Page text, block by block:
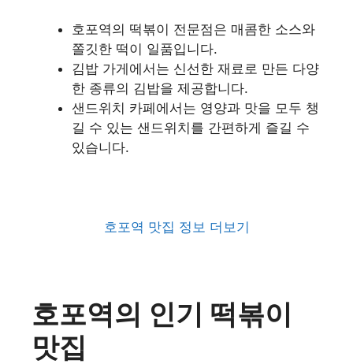
호포역의 떡볶이 전문점은 매콤한 소스와
쫄깃한 떡이 일품입니다.
김밥 가게에서는 신선한 재료로 만든 다양
한 종류의 김밥을 제공합니다.
샌드위치 카페에서는 영양과 맛을 모두 챙
길 수 있는 샌드위치를 간편하게 즐길 수
있습니다.
호포역 맛집 정보 더보기
호포역의 인기 떡볶이
맛집